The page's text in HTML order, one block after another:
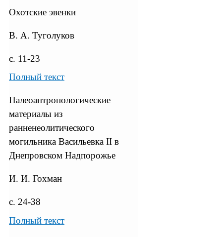
Охотские эвенки
В. А. Туголуков
с. 11-23
Полный текст
Палеоантропологические
материалы из
ранненеолитического
могильника Васильевка II в
Днепровском Надпорожье
И. И. Гохман
с. 24-38
Полный текст